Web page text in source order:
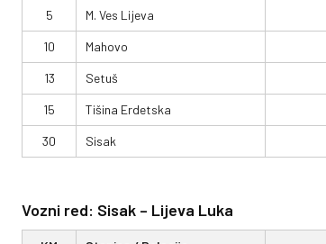
5 M. Ves Lijeva
10 Mahovo
13 Setuš
15 Tišina Erdetska
30 Sisak
Vozni red: Sisak – Lijeva Luka